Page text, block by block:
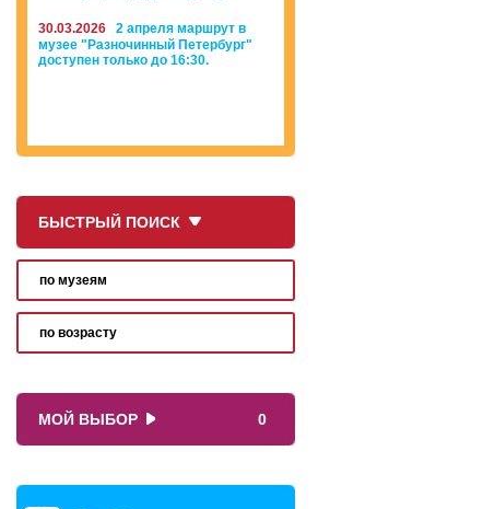
30.03.2026
2 апреля маршрут в
музее "Разночинный Петербург"
доступен только до 16:30.
БЫСТРЫЙ ПОИСК
по музеям
по возрасту
МОЙ ВЫБОР 0